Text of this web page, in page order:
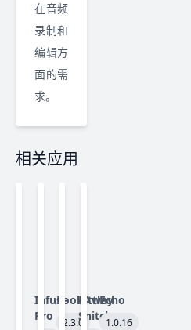
在音频
录制和
编辑方
面的需
求。
相关应用
Infuse
Pro
LookAway
2.3.0
Little
Snitch
Echo
1.0.16